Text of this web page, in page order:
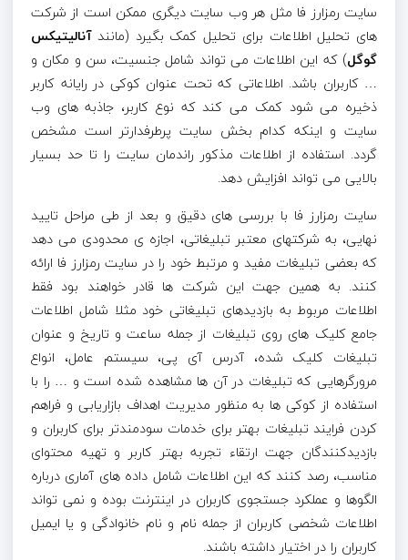
سایت رمزارز فا مثل هر وب سایت دیگری ممکن است از شرکت
های تحلیل اطلاعات برای تحلیل کمک بگیرد (مانندآنالیتیکس
گوگل) که این اطلاعات می تواند شامل جنسیت، سن و مکان و
… کاربران باشد. اطلاعاتی که تحت عنوان کوکی در رایانه کاربر
ذخیره می شود کمک می کند که نوع کاربر، جاذبه های وب
سایت و اینکه کدام بخش سایت پرطرفدارتر است مشخص
گردد. استفاده از اطلاعات مذکور راندمان سایت را تا حد بسیار
بالایی می تواند افزایش دهد.
سایت رمزارز فا با بررسی های دقیق و بعد از طی مراحل تایید
نهایی، به شرکتهای معتبر تبلیغاتی، اجازه ی محدودی می دهد
که بعضی تبلیغات مفید و مرتبط خود را در سایت رمزارز فا ارائه
کنند. به همین جهت این شرکت ها قادر خواهند بود فقط
اطلاعات مربوط به بازدیدهای تبلیغاتی خود مثلا شامل اطلاعات
جامع کلیک های روی تبلیغات از جمله ساعت و تاریخ و عنوان
تبلیغات کلیک شده، آدرس آی پی، سیستم عامل، انواع
مرورگرهایی که تبلیغات در آن ها مشاهده شده است و … را با
استفاده از کوکی ها به منظور مدیریت اهداف بازاریابی و فراهم
کردن فرایند تبلیغات بهتر برای خدمات سودمندتر برای کاربران و
بازدیدکنندگان جهت ارتقاء تجربه بهتر کاربر و تهیه محتوای
مناسب، رصد کنند که این اطلاعات شامل داده های آماری درباره
الگوها و عملکرد جستجوی کاربران در اینترنت بوده و نمی تواند
اطلاعات شخصی کاربران از جمله نام و نام خانوادگی و یا ایمیل
کاربران را در اختیار داشته باشند.